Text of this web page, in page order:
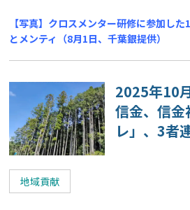
【写真】クロスメンター研修に参加した
とメンティ（8月1日、千葉銀提供）
2025年10
信金、信
レ」、3者
地域貢献